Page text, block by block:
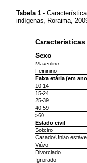
Tabela 1 -
indígenas, Roraima,
Características
Sexo
Masculino
Feminino
Faixa etária (em
10-14
15-24
25-39
40-59
≥60
Estado civil
Solteiro
Casado/União estável
Viúvo
Divorciado
Ignorado